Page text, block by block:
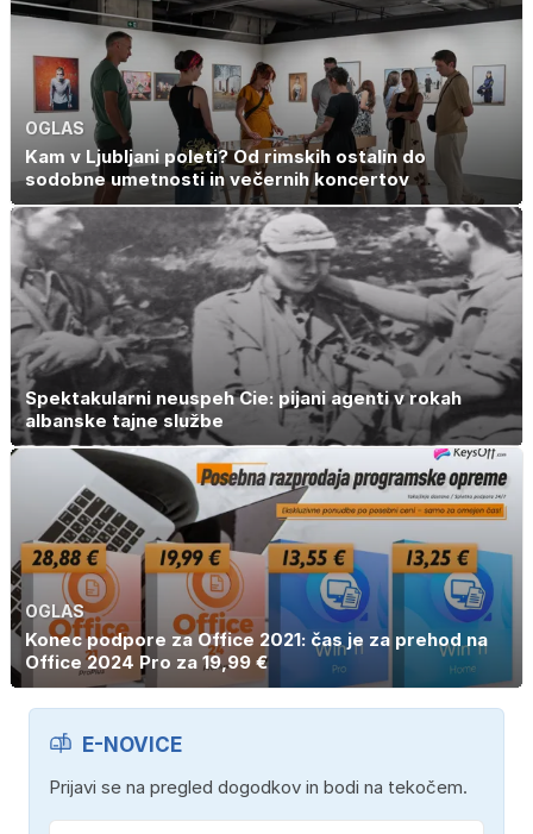
OGLAS
Kam v Ljubljani poleti? Od rimskih ostalin do
sodobne umetnosti in večernih koncertov
Spektakularni neuspeh Cie: pijani agenti v rokah
albanske tajne službe
OGLAS
Konec podpore za Office 2021: čas je za prehod na
Office 2024 Pro za 19,99 €
E-NOVICE
Prijavi se na pregled dogodkov in bodi na tekočem.